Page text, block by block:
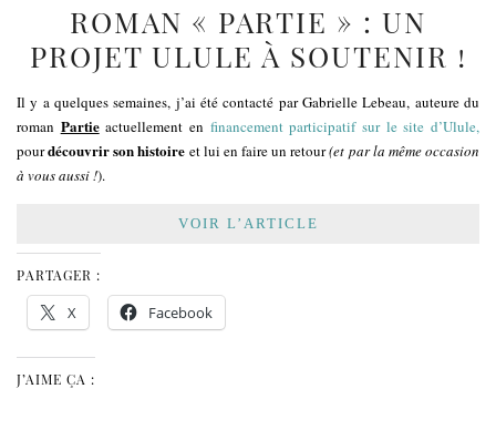
ROMAN « PARTIE » : UN
PROJET ULULE À SOUTENIR !
Il y a quelques semaines, j’ai été contacté par Gabrielle Lebeau, auteure du
roman Partieactuellement en financement participatif sur le site d’Ulule,
pourdécouvrir son histoire et lui en faire un retour(et par la même occasion
à vous aussi!).
VOIR L’ARTICLE
PARTAGER :
X Facebook
J’AIME ÇA :